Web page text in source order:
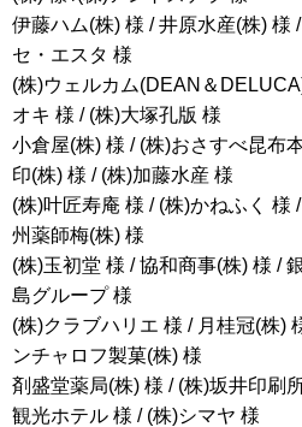
伊藤ハム(株) 様 / 井原水産(株) 様
セ・エスタ 様
(株)ウェルカム(DEAN＆
オキ 様 / (株)大塚孔版 様
小倉屋(株) 様 / (株)おさすべ昆布
印(株) 様 / (株)加藤水産 様
(株)叶匠寿庵 様 / (株)かねふく 様
州薬師梅(株) 様
(株)玉初堂 様 / 協和商事(株) 様 /
島グループ 様
(株)クラブハリエ 様 / 月桂冠(株)
ンチャロフ製菓(株) 様
剤盛堂薬局(株) 様 / (株)坂井印刷
観光ホテル 様 / (株)シマヤ 様